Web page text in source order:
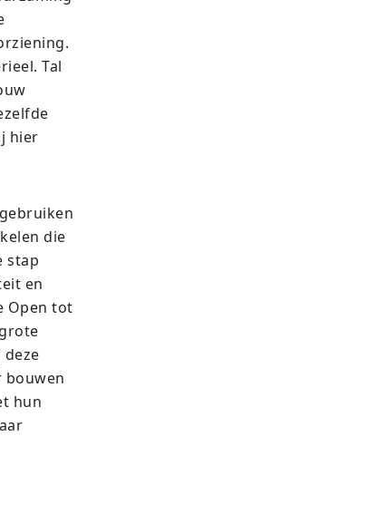
Tal
hier
die
stap
en
Open tot
bouwen
hun